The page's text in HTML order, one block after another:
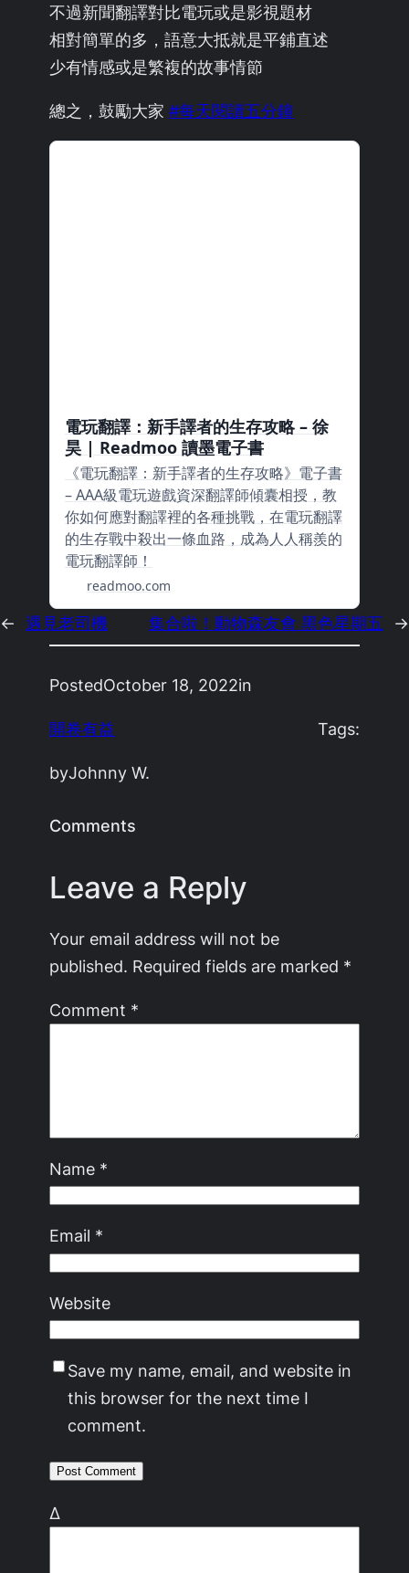
不過新聞翻譯對比電玩或是影視題材
相對簡單的多，語意大抵就是平鋪直述
少有情感或是繁複的故事情節
總之，鼓勵大家#每天閱讀五分鐘
電玩翻譯：新手譯者的生存攻略 – 徐
昊 | Readmoo 讀墨電子書
《電玩翻譯：新手譯者的生存攻略》電子書
– AAA級電玩遊戲資深翻譯師傾囊相授，教
你如何應對翻譯裡的各種挑戰，在電玩翻譯
的生存戰中殺出一條血路，成為人人稱羨的
電玩翻譯師！
readmoo.com
← 遇見老司機 集合啦！動物森友會 黑色星期五 →
PostedOctober 18, 2022in
開卷有益
byJohnny W.
Tags:
Comments
Leave a Reply
Your email address will not be
published. Required fields are marked *
Comment *
Name *
Email *
Website
Save my name, email, and website in
this browser for the next time I
comment.
Δ